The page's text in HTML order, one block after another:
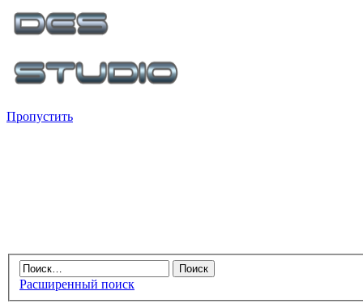
Пропустить
Расширенный поиск